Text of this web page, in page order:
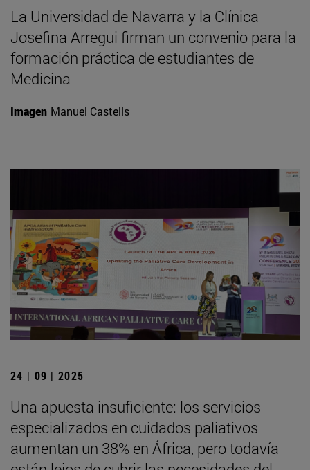
La Universidad de Navarra y la Clínica
Josefina Arregui firman un convenio para la
formación práctica de estudiantes de
Medicina
Imagen Manuel Castells
24 | 09 | 2025
Una apuesta insuficiente: los servicios
especializados en cuidados paliativos
aumentan un 38% en África, pero todavía